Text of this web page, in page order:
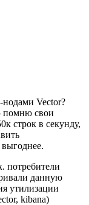
Vector?
помню свои
строк в секунду,
потребители
данную
утилизации
kibana)